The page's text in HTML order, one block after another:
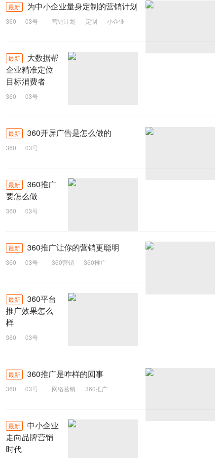
最新 为中小企业量身定制的营销计划
360 03号 营销计划 定制 小企业
最新
大数据帮
企业精准定位
目标消费者
360
03号
最新
360开屏广告是怎么做的
360 03号
最新
360推广
要怎么做
360
03号
最新
360推广让你的营销更聪明
360 03号 360营销 360推广
最新
360平台
推广效果怎么
样
360
03号
360平台
最新 360推广是咋样的回事
360 03号 网络营销 360推广
最新
中小企业
走向品牌营销
时代